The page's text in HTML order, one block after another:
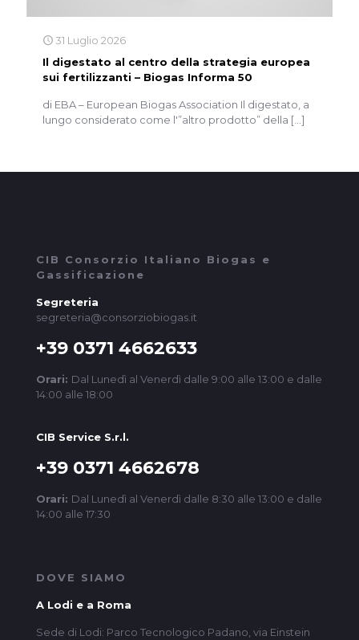
31 Luglio 2026
Il digestato al centro della strategia europea
sui fertilizzanti – Biogas Informa 50
di EBA – European Biogas Association Il digestato, a
lungo considerato come l'”altro prodotto” della […]
CIB Consorzio Italiano Biogas e
Gassificazione
Segreteria
segreteria@consorziobiogas.it
+39 0371 4662633
Orari: Dal Lunedì al Venerdì dalle 9:00 alle 13:00 e dalle
14:00 alle 18:00
CIB Service S.r.l.
+39 0371 4662678
Orari: Dal Lunedì al Venerdì dalle 8:30 alle 13:00 e dalle
14:00 alle 17:30
DOVE SIAMO
A Lodi e a Roma
Sede di Lodi: Parco Tecnologico Padano, via Einstein